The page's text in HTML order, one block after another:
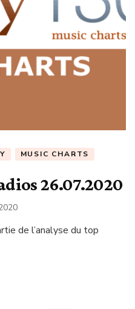
MUSIC CHARTS
26.07.2020
de l’analyse du top